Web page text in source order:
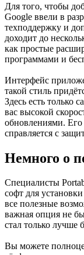
Для того, чтобы
Google ввели в
техподдержку и
доходит до
как простые
программами и
Интерфейс
такой стиль
Здесь есть только
вас высокой
обновлениями. Его
справляется с
Немного о
Специалисты
софт для
все полезные
важная опция не
стал только лучше
Вы можете